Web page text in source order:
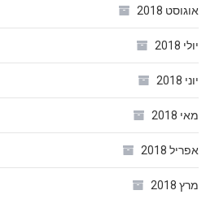
אוגוסט 2018
יולי 2018
יוני 2018
מאי 2018
אפריל 2018
מרץ 2018